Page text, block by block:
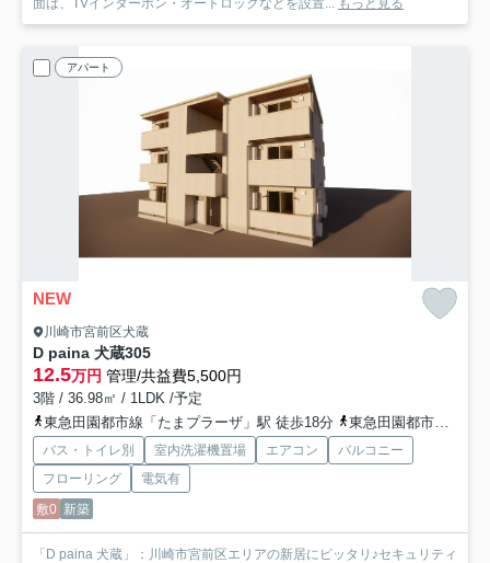
面は、TVインターホン・オートロックなどを設置... もっと見る
アパート
NEW
川崎市宮前区犬蔵
D paina 犬蔵305
12.5万円 管理/共益費5,500円
3階 / 36.98㎡ / 1LDK /予定
東急田園都市線「たまプラーザ」駅 徒歩18分
東急田園都市線「鷺沼」駅 徒歩25分
バス・トイレ別 室内洗濯機置場 エアコン
バルコニー
フローリング
電気有
敷0 新築
「D paina 犬蔵」：川崎市宮前区エリアの新居にピッタリ♪セキュリティ